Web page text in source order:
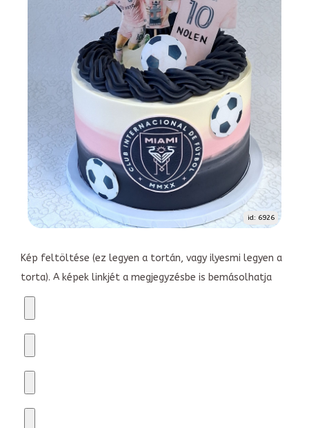
id: 6926
Kép feltöltése (ez legyen a tortán, vagy ilyesmi legyen a
torta). A képek linkjét a megjegyzésbe is bemásolhatja